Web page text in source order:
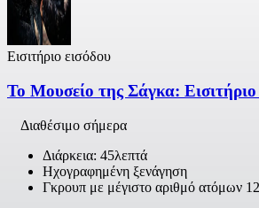
Εισιτήριο εισόδου
Το Μουσείο της Σάγκα: Εισιτήριο
Διαθέσιμο σήμερα
Διάρκεια: 45λεπτά
Ηχογραφημένη ξενάγηση
Γκρουπ με μέγιστο αριθμό ατόμων